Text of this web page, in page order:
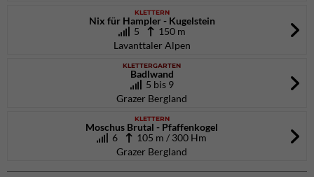
KLETTERN
Nix für Hampler - Kugelstein
5 150 m
Lavanttaler Alpen
KLETTERGARTEN
Badlwand
5 bis 9
Grazer Bergland
KLETTERN
Moschus Brutal - Pfaffenkogel
6
105 m / 300 Hm
Grazer Bergland